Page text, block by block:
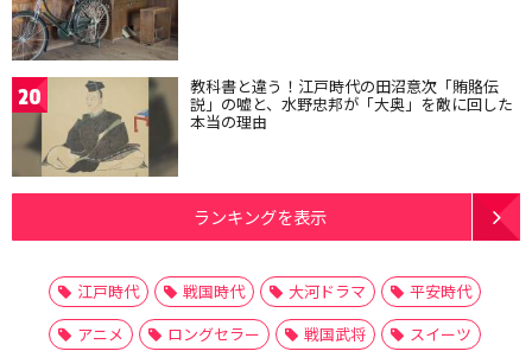
20 教科書と違う！江戸時代の田沼意次「賄賂伝
説」の嘘と、水野忠邦が「大奥」を敵に回した
本当の理由
ランキングを表示
江戸時代 戦国時代 大河ドラマ
平安時代
アニメ
ロングセラー 戦国武将
スイーツ